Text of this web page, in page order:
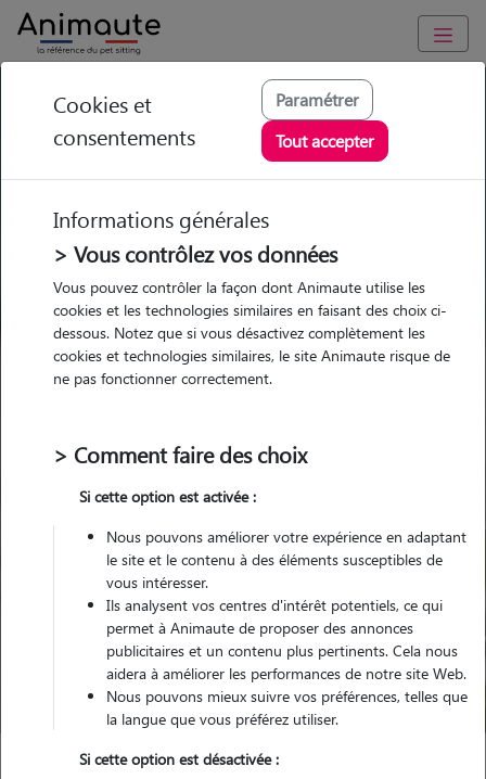
GARDE ANIMAUX à Le Passage : Garde chien et chat en famille
ou à domicile, visites et promenades
Trouvez une garde animaux à
Le Passage
Parmi nos 3 pet-sitters à Le
Passage
Pour quel animal ?
Trouver mon Pet Sitter
Cookies et
consentements
Paramétrer
Tout accepter
Informations générales
> Vous contrôlez vos données
Vous pouvez contrôler la façon dont Animaute utilise les
cookies et les technologies similaires en faisant des choix ci-
dessous. Notez que si vous désactivez complètement les
cookies et technologies similaires, le site Animaute risque de
ne pas fonctionner correctement.
> Comment faire des choix
Si cette option est activée :
Nous pouvons améliorer votre expérience en adaptant
le site et le contenu à des éléments susceptibles de
vous intéresser.
Ils analysent vos centres d'intérêt potentiels, ce qui
permet à Animaute de proposer des annonces
publicitaires et un contenu plus pertinents. Cela nous
aidera à améliorer les performances de notre site Web.
Nous pouvons mieux suivre vos préférences, telles que
la langue que vous préférez utiliser.
Si cette option est désactivée :